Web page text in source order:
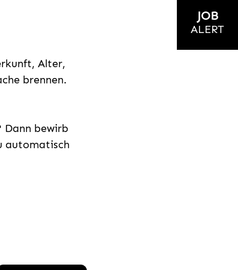
Alter,
brennen.
Dann bewirb
automatisch
JOB
ALERT